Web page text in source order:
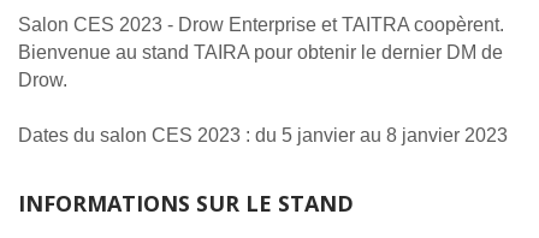
Salon CES 2023 - Drow Enterprise et TAITRA coopèrent.
Bienvenue au stand TAIRA pour obtenir le dernier DM de
Drow.
Dates du salon CES 2023 : du 5 janvier au 8 janvier 2023
INFORMATIONS SUR LE STAND